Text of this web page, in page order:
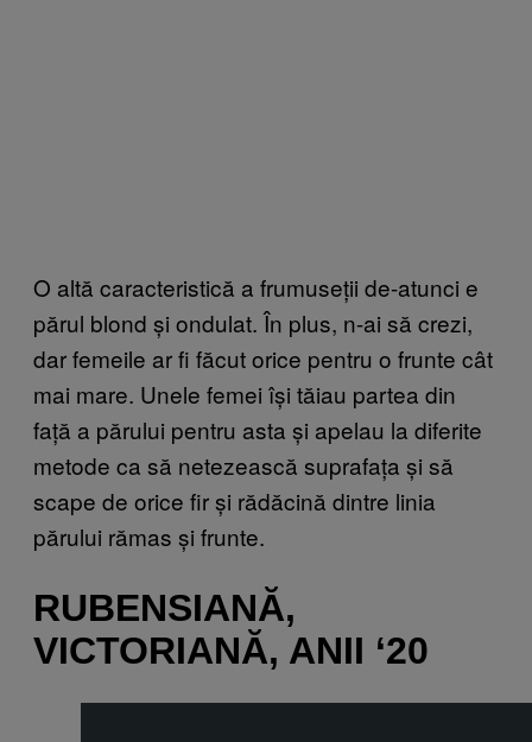
O altă caracteristică a frumuseții de-atunci e
părul blond și ondulat. În plus, n-ai să crezi,
dar femeile ar fi făcut orice pentru o frunte cât
mai mare. Unele femei își tăiau partea din
față a părului pentru asta și apelau la diferite
metode ca să netezească suprafața și să
scape de orice fir și rădăcină dintre linia
părului rămas și frunte.
RUBENSIANĂ,
VICTORIANĂ, ANII ‘20